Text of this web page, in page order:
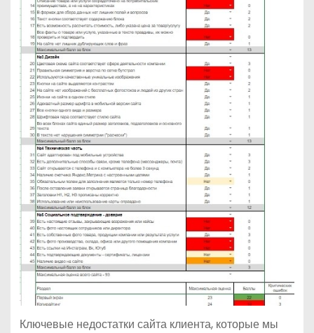
Ключевые недостатки сайта клиента, которые мы